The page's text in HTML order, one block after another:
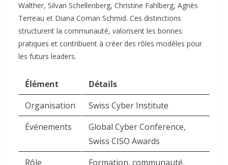
Walther, Silvan Schellenberg, Christine Fahlberg, Agnès
Terreau et Diana Coman Schmid. Ces distinctions
structurent la communauté, valorisent les bonnes
pratiques et contribuent à créer des rôles modèles pour
les futurs leaders.​
Élément
Détails
Organisation
Swiss Cyber Institute ​
Événements
Global Cyber Conference,
Swiss CISO Awards ​
Rôle
Formation, communauté,